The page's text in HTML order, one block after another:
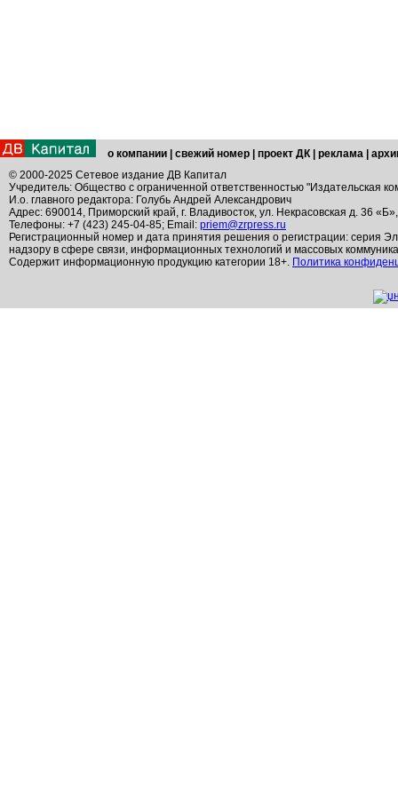
о компании свежий номер проект ДК реклама
© 2000-2025 Сетевое издание ДВ Капитал
Учредитель: Общество с ограниченной ответственностью "Издательская
И.о. главного редактора: Голубь Андрей Александрович
Адрес: 690014, Приморский край, г. Владивосток, ул. Некрасовская д. 36
Телефоны: +7 (423) 245-04-85; Email: priem@zrpress.ru
Регистрационный номер и дата принятия решения о регистрации: серия
надзору в сфере связи, информационных технологий и массовых
Содержит информационную продукцию категории 18+. Политика